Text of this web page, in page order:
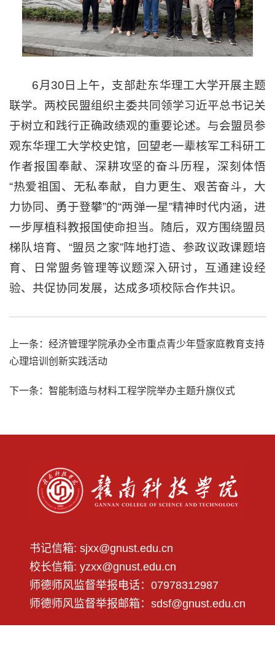
6月30日上午，支部赴东华理工大学开展主题
联学。两校民盟组织主委共同领学习近平总书记关
于树立和践行正确政绩观的重要论述。与会盟员参
观东华理工大学校史馆，回望老一辈核军工科研工
作者报国奉献、深耕攻坚的奋斗历程，深刻体悟
“热爱祖国、无私奉献，自力更生、艰苦奋斗，大
力协同、勇于登攀”的“两弹一星”精神时代内涵，进
一步厚植科教报国使命担当。随后，双方围绕盟员
梯队培育、“盟员之家”阵地打造、参政议政课题培
育、日常盟务管理等议题深入研讨，互通建设经
验、共促协同发展，达成多项校际合作共识。
上一条： 经济管理学院承办全市重点青少年暨家庭教育支持
心理培训创新实践活动
下一条： 智能制造与材料工程学院举办主题升旗仪式
书记信箱: sjxx@gnust.edu.cn
校长信箱: yzxx@gnust.edu.cn
师德师风监督举报电话：07978312987
师德师风监督举报邮箱：sdsf@gnust.edu.cn